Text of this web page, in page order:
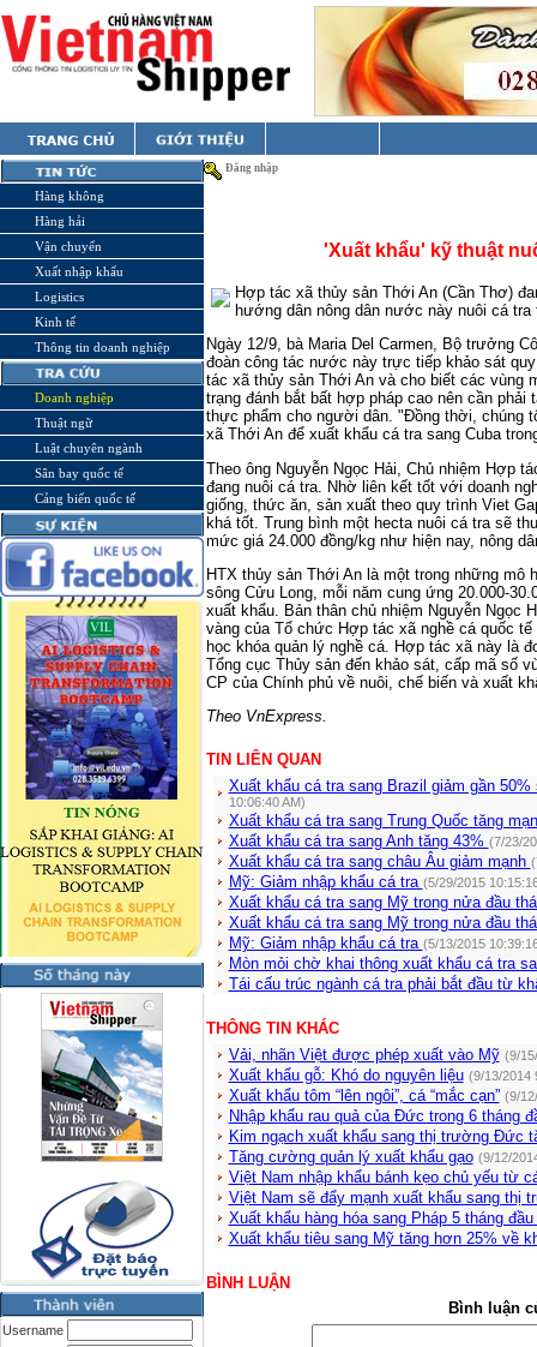
Hàng không
Hàng hải
Vận chuyển
Xuất nhập khẩu
Logistics
Kinh tế
Thông tin doanh nghiệp
Doanh nghiệp
Thuật ngữ
Luật chuyên ngành
Sân bay quốc tế
Cảng biển quốc tế
Username
Đăng nhập
'Xuất khẩu' kỹ thuật
Hợp tác xã thủy sản Thới An (Cần Thơ)
hướng dân nông dân nước này nuôi cá
Ngày 12/9, bà Maria Del Carmen, Bộ trưởng
đoàn công tác nước này trực tiếp khảo sát
tác xã thủy sản Thới An và cho biết các vùng
trạng đánh bắt bất hợp pháp cao nên cần
thực phẩm cho người dân. "Đồng thời, chúng
xã Thới An để xuất khẩu cá tra sang Cuba
Theo ông Nguyễn Ngọc Hải, Chủ nhiệm Hợp
đang nuôi cá tra. Nhờ liên kết tốt với doanh
giống, thức ăn, sản xuất theo quy trình Viet
khá tốt. Trung bình một hecta nuôi cá tra sẽ
mức giá 24.000 đồng/kg như hiện nay, nông
HTX thủy sản Thới An là một trong những mô
sông Cửu Long, mỗi năm cung ứng 20.000-
xuất khẩu. Bản thân chủ nhiệm Nguyễn Ngọc
vàng của Tổ chức Hợp tác xã nghề cá quốc
học khóa quản lý nghề cá. Hợp tác xã này là
Tổng cục Thủy sản đến khảo sát, cấp mã số
CP của Chính phủ về nuôi, chế biến và xuất
Theo VnExpress.
TIN LIÊN QUAN
Xuất khẩu cá tra sang Brazil giảm gần
10:06:40 AM)
Xuất khẩu cá tra sang Trung Quốc tăng
Xuất khẩu cá tra sang Anh tăng 43% (7/23/
Xuất khẩu cá tra sang châu Âu giảm mạnh
Mỹ: Giảm nhập khẩu cá tra (5/29/2015
Xuất khẩu cá tra sang Mỹ trong nửa đầu
Xuất khẩu cá tra sang Mỹ trong nửa đầu
Mỹ: Giảm nhập khẩu cá tra (5/13/2015
Mòn mỏi chờ khai thông xuất khẩu cá tra
Tái cấu trúc ngành cá tra phải bắt đầu từ
THÔNG TIN KHÁC
Vải, nhãn Việt được phép xuất vào Mỹ (9/
Xuất khẩu gỗ: Khó do nguyên liệu (9/13/2014
Xuất khẩu tôm “lên ngôi”, cá “mắc cạn” (9/
Nhập khẩu rau quả của Đức trong 6 tháng
Kim ngạch xuất khẩu sang thị trường Đức
Tăng cường quản lý xuất khẩu gạo (9/12/
Việt Nam nhập khẩu bánh kẹo chủ yếu từ
Việt Nam sẽ đẩy mạnh xuất khẩu sang thị
Xuất khẩu hàng hóa sang Pháp 5 tháng
Xuất khẩu tiêu sang Mỹ tăng hơn 25% về
BÌNH LUẬN
Bình luận